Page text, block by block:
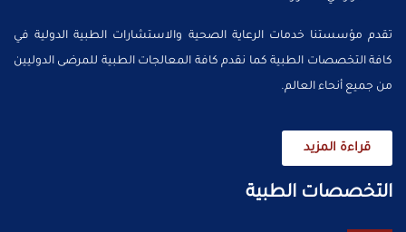
تقدم مؤسستنا خدمات الرعاية الصحية والاستشارات الطبية الدولية في
كافة التخصصات الطبية كما نقدم كافة المعالجات الطبية للمرضى الدوليين
من جميع أنحاء العالم.
قراءة المزيد
التخصصات الطبية